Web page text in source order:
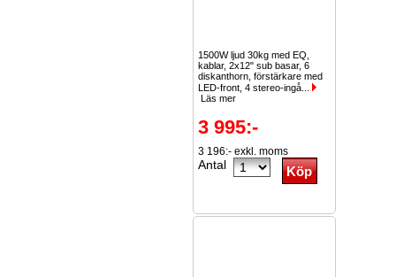
1500W ljud 30kg med EQ,
kablar, 2x12" sub basar, 6
diskanthorn, förstärkare med
LED-front, 4 stereo-ingå...
Läs mer
3 995:-
3 196:- exkl. moms
Antal